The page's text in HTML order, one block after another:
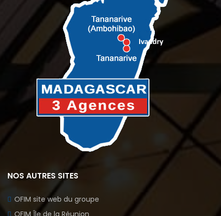
NOS AUTRES SITES
OFIM site web du groupe